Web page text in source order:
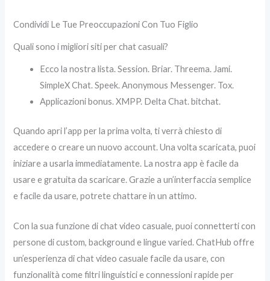
Condividi Le Tue Preoccupazioni Con Tuo Figlio
Quali sono i migliori siti per chat casuali?
Ecco la nostra lista. Session. Briar. Threema. Jami.
SimpleX Chat. Speek. Anonymous Messenger. Tox.
Applicazioni bonus. XMPP. Delta Chat. bitchat.
Quando apri l’app per la prima volta, ti verrà chiesto di
accedere o creare un nuovo account. Una volta scaricata, puoi
iniziare a usarla immediatamente. La nostra app è facile da
usare e gratuita da scaricare. Grazie a un’interfaccia semplice
e facile da usare, potrete chattare in un attimo.
Con la sua funzione di chat video casuale, puoi connetterti con
persone di custom, background e lingue varied. ChatHub offre
un’esperienza di chat video casuale facile da usare, con
funzionalità come filtri linguistici e connessioni rapide per